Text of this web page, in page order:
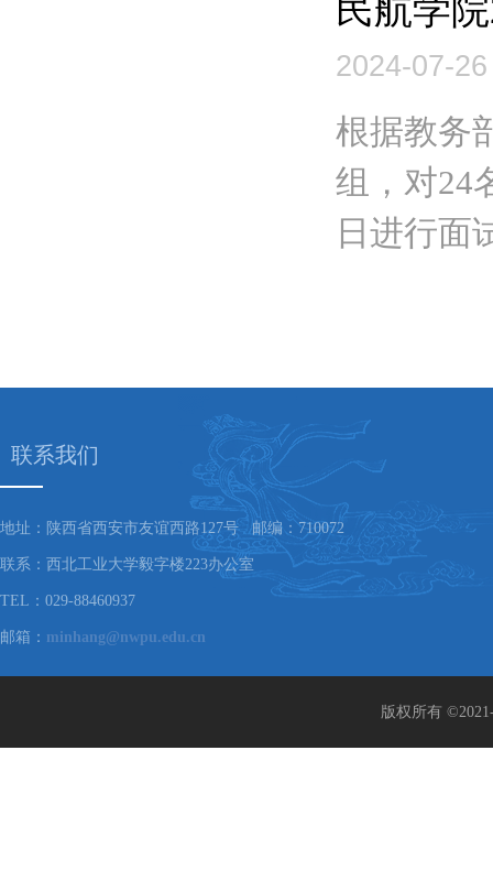
民航学
2024-07-26
根据教务
组，对24
日进行面
联系我们
地址：陕西省西安市友谊西路127号 邮编：710072
联系：西北工业大学毅字楼223办公室
TEL：029-88460937
邮箱： minhang@nwpu.edu.cn
版权所有